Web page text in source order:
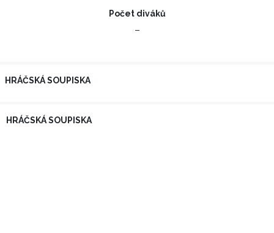
Počet diváků
–
HRÁČSKÁ SOUPISKA
HRÁČSKÁ SOUPISKA